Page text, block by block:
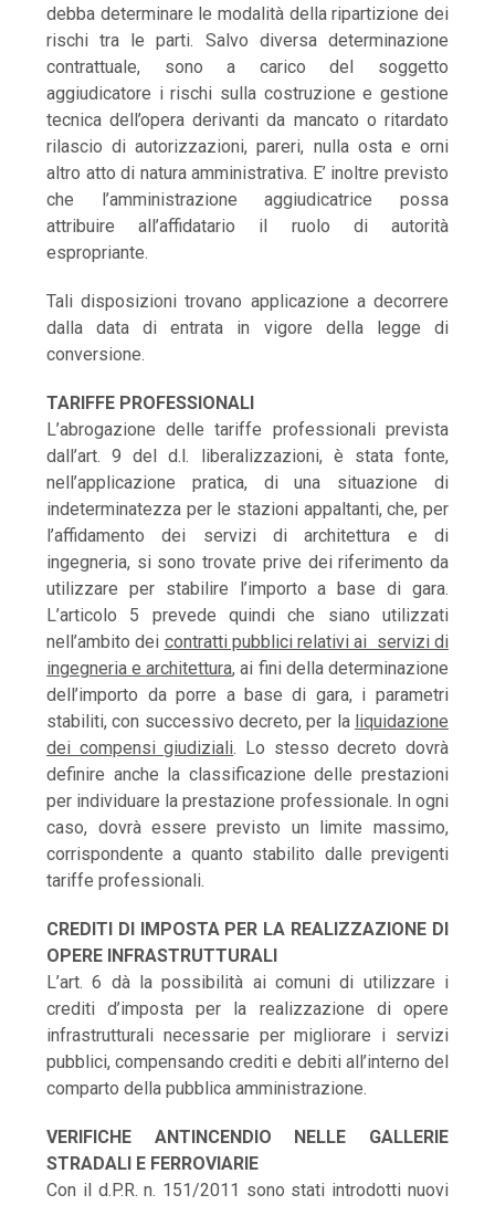
debba determinare le modalità della ripartizione dei
rischi tra le parti. Salvo diversa determinazione
contrattuale, sono a carico del soggetto
aggiudicatore i rischi sulla costruzione e gestione
tecnica dell’opera derivanti da mancato o ritardato
rilascio di autorizzazioni, pareri, nulla osta e orni
altro atto di natura amministrativa. E’ inoltre previsto
che l’amministrazione aggiudicatrice possa
attribuire all’affidatario il ruolo di autorità
espropriante.
Tali disposizioni trovano applicazione a decorrere
dalla data di entrata in vigore della legge di
conversione.
TARIFFE PROFESSIONALI
L’abrogazione delle tariffe professionali prevista
dall’art. 9 del d.l. liberalizzazioni, è stata fonte,
nell’applicazione pratica, di una situazione di
indeterminatezza per le stazioni appaltanti, che, per
l’affidamento dei servizi di architettura e di
ingegneria, si sono trovate prive dei riferimento da
utilizzare per stabilire l’importo a base di gara.
L’articolo 5 prevede quindi che siano utilizzati
nell’ambito dei contratti pubblici relativi ai servizi di
ingegneria e architettura, ai fini della determinazione
dell’importo da porre a base di gara, i parametri
stabiliti, con successivo decreto, per la liquidazione
dei compensi giudiziali. Lo stesso decreto dovrà
definire anche la classificazione delle prestazioni
per individuare la prestazione professionale. In ogni
caso, dovrà essere previsto un limite massimo,
corrispondente a quanto stabilito dalle previgenti
tariffe professionali.
CREDITI DI IMPOSTA PER LA REALIZZAZIONE DI
OPERE INFRASTRUTTURALI
L’art. 6 dà la possibilità ai comuni di utilizzare i
crediti d’imposta per la realizzazione di opere
infrastrutturali necessarie per migliorare i servizi
pubblici, compensando crediti e debiti all’interno del
comparto della pubblica amministrazione.
VERIFICHE ANTINCENDIO NELLE GALLERIE
STRADALI E FERROVIARIE
Con il d.P.R. n. 151/2011 sono stati introdotti nuovi